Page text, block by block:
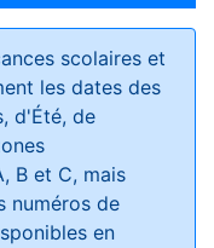
scolaires et
les dates des
d'Été, de
B et C, mais
numéros de
en